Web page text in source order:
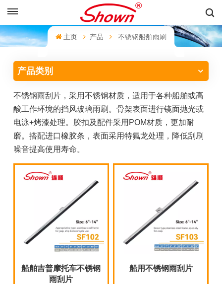
Pусский
Español
中文
主页 产品 不锈钢船舶雨刷
产品类别
不锈钢雨刮片，采用不锈钢材质，适用于各种船舶或高
酸工作环境的挡风玻璃雨刷。骨架表面进行镜面抛光或
电泳+烤漆处理。胶扣及配件采用 POM材质，更加耐
磨。搭配进口橡胶条，表面采用特氟龙处理，降低刮刷
噪音提高使用寿命。
船舶吉普摩托车不锈钢
雨刮片
船用不锈钢雨刮片